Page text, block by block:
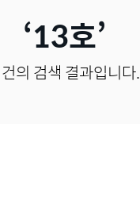
13호
건의 검색 결과입니다.